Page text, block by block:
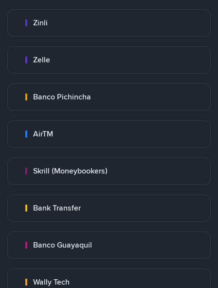
Zinli
Zelle
Banco Pichincha
AirTM
Skrill (Moneybookers)
Bank Transfer
Banco Guayaquil
Wally Tech